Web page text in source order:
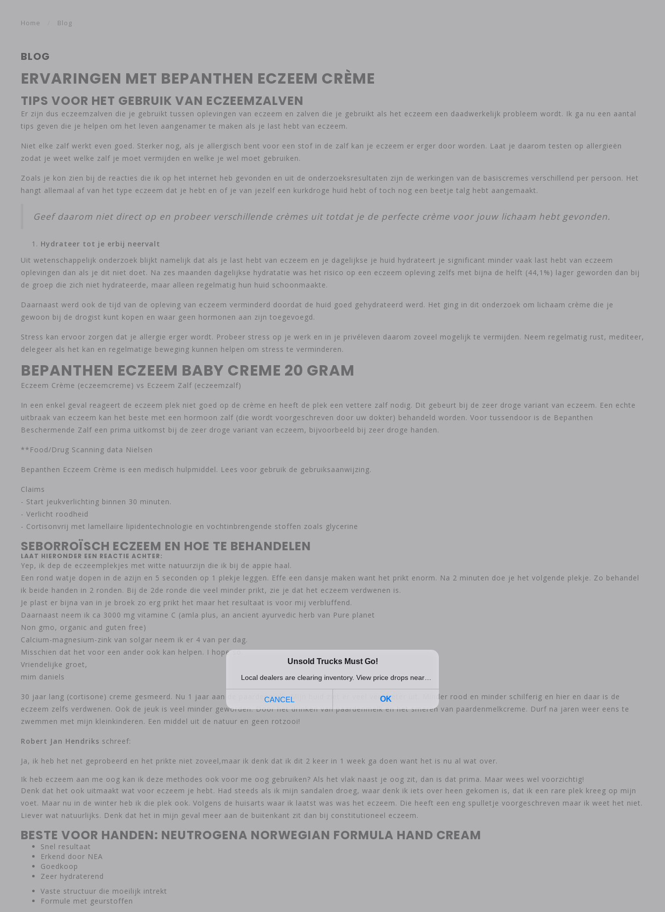
Home Blog
BLOG
ERVARINGEN MET BEPANTHEN ECZEEM CRÈME
TIPS VOOR HET GEBRUIK VAN ECZEEMZALVEN
Er zijn dus eczeemzalven die je gebruikt tussen oplevingen van eczeem en zalven die je gebruikt als het eczeem een daadwerkelijk probleem wordt. Ik ga nu een aantal
tips geven die je helpen om het leven aangenamer te maken als je last hebt van eczeem.
Niet elke zalf werkt even goed. Sterker nog, als je allergisch bent voor een stof in de zalf kan je eczeem er erger door worden. Laat je daarom testen op allergieën
zodat je weet welke zalf je moet vermijden en welke je wel moet gebruiken.
Zoals je kon zien bij de reacties die ik op het internet heb gevonden en uit de onderzoeksresultaten zijn de werkingen van de basiscremes verschillend per persoon. Het
hangt allemaal af van het type eczeem dat je hebt en of je van jezelf een kurkdroge huid hebt of toch nog een beetje talg hebt aangemaakt.
Geef daarom niet direct op en probeer verschillende crèmes uit totdat je de perfecte crème voor jouw lichaam hebt gevonden.
Hydrateer tot je erbij neervalt
Uit wetenschappelijk onderzoek blijkt namelijk dat als je last hebt van eczeem en je dagelijkse je huid hydrateert je significant minder vaak last hebt van eczeem
oplevingen dan als je dit niet doet. Na zes maanden dagelijkse hydratatie was het risico op een eczeem opleving zelfs met bijna de helft (44,1%) lager geworden dan bij
de groep die zich niet hydrateerde, maar alleen regelmatig hun huid schoonmaakte.
Daarnaast werd ook de tijd van de opleving van eczeem verminderd doordat de huid goed gehydrateerd werd. Het ging in dit onderzoek om lichaam crème die je
gewoon bij de drogist kunt kopen en waar geen hormonen aan zijn toegevoegd.
Stress kan ervoor zorgen dat je allergie erger wordt. Probeer stress op je werk en in je privéleven daarom zoveel mogelijk te vermijden. Neem regelmatig rust, mediteer,
delegeer als het kan en regelmatige beweging kunnen helpen om stress te verminderen.
BEPANTHEN ECZEEM BABY CREME 20 GRAM
Eczeem Crème (eczeemcreme) vs Eczeem Zalf (eczeemzalf)
In een enkel geval reageert de eczeem plek niet goed op de crème en heeft de plek een vettere zalf nodig. Dit gebeurt bij de zeer droge variant van eczeem. Een echte
uitbraak van eczeem kan het beste met een hormoon zalf (die wordt voorgeschreven door uw dokter) behandeld worden. Voor tussendoor is de Bepanthen
Beschermende Zalf een prima uitkomst bij de zeer droge variant van eczeem, bijvoorbeeld bij zeer droge handen.
**Food/Drug Scanning data Nielsen
Bepanthen Eczeem Crème is een medisch hulpmiddel. Lees voor gebruik de gebruiksaanwijzing.
Claims
- Start jeukverlichting binnen 30 minuten.
- Verlicht roodheid
- Cortisonvrij met lamellaire lipidentechnologie en vochtinbrengende stoffen zoals glycerine
SEBORROÏSCH ECZEEM EN HOE TE BEHANDELEN
LAAT HIERONDER EEN REACTIE ACHTER:
Yep, ik dep de eczeemplekjes met witte natuurzijn die ik bij de appie haal.
Een rond watje dopen in de azijn en 5 seconden op 1 plekje leggen. Effe een dansje maken want het prikt enorm. Na 2 minuten doe je het volgende plekje. Zo behandel
ik beide handen in 2 ronden. Bij de 2de ronde die veel minder prikt, zie je dat het eczeem verdwenen is.
Je plast er bijna van in je broek zo erg prikt het maar het resultaat is voor mij verbluffend.
Daarnaast neem ik ca 3000 mg vitamine C (amla plus, an ancient ayurvedic herb van Pure planet
Non gmo, organic and guten free)
Calcium-magnesium-zink van solgar neem ik er 4 van per dag.
Misschien dat het voor een ander ook kan helpen. I hope so.
Vriendelijke groet,
mim daniels
30 jaar lang (cortisone) creme gesmeerd. Nu 1 jaar aan de paardenmelk. Mijn huid ziet er veel veel beter uit. Minder rood en minder schilferig en hier en daar is de
eczeem zelfs verdwenen. Ook de jeuk is veel minder geworden. Door het drinken van paardenmelk en het smeren van paardenmelkcreme. Durf na jaren weer eens te
zwemmen met mijn kleinkinderen. Een middel uit de natuur en geen rotzooi!
Robert Jan Hendriks schreef:
Ja, ik heb het net geprobeerd en het prikte niet zoveel,maar ik denk dat ik dit 2 keer in 1 week ga doen want het is nu al wat over.
Ik heb eczeem aan me oog kan ik deze methodes ook voor me oog gebruiken? Als het vlak naast je oog zit, dan is dat prima. Maar wees wel voorzichtig!
Denk dat het ook uitmaakt wat voor eczeem je hebt. Had steeds als ik mijn sandalen droeg, waar denk ik iets over heen gekomen is, dat ik een rare plek kreeg op mijn
voet. Maar nu in de winter heb ik die plek ook. Volgens de huisarts waar ik laatst was was het eczeem. Die heeft een eng spulletje voorgeschreven maar ik weet het niet.
Liever wat natuurlijks. Denk dat het in mijn geval meer aan de buitenkant zit dan bij constitutioneel eczeem.
BESTE VOOR HANDEN: NEUTROGENA NORWEGIAN FORMULA HAND CREAM
Snel resultaat
Erkend door NEA
Goedkoop
Zeer hydraterend
Vaste structuur die moeilijk intrekt
Formule met geurstoffen